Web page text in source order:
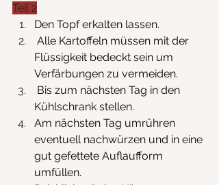
Teil 2
Den Topf erkalten lassen.
Flüssigkeit bedeckt sein um
Verfärbungen zu vermeiden.
Kühlschrank stellen.
Am nächsten Tag umrühren
eventuell nachwürzen und in eine
gut gefettete Auflaufform
umfüllen.